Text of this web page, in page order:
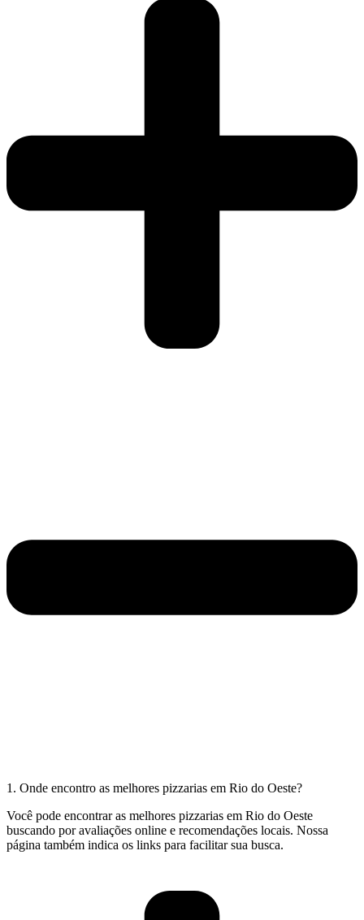
1. Onde encontro as melhores pizzarias em Rio do Oeste?
Você pode encontrar as melhores pizzarias em Rio do Oeste
buscando por avaliações online e recomendações locais. Nossa
página também indica os links para facilitar sua busca.